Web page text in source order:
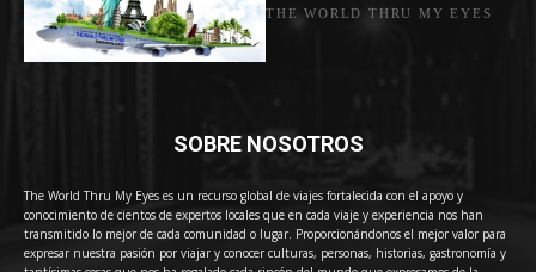
THE WORLD THRU MY EYES
SOBRE NOSOTROS
The World Thru My Eyes es un recurso global de viajes fortalecida con el apoyo y
conocimiento de cientos de expertos locales que en cada viaje y experiencia nos han
transmitido lo mejor de cada comunidad o lugar. Proporcionándonos el mejor valor para
expresar nuestra pasión por viajar y conocer culturas, personas, historias, gastronomía y